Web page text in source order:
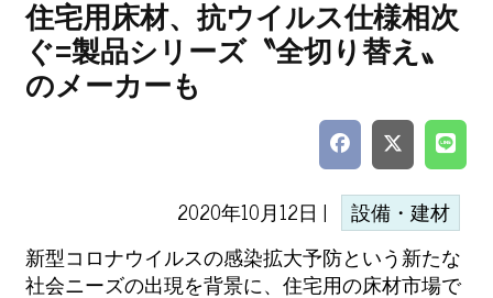
住宅用床材、抗ウイルス仕様相次
ぐ=製品シリーズ〝全切り替え〟
のメーカーも
2020年10月12日 | 設備・建材
新型コロナウイルスの感染拡大予防という新たな
社会ニーズの出現を背景に、住宅用の床材市場で